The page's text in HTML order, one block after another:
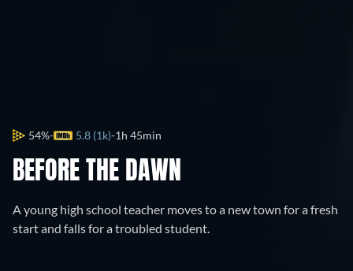
54% 5.8 (1k) 1h 45min
BEFORE THE DAWN
A young high school teacher moves to a new town for a fresh
start and falls for a troubled student.